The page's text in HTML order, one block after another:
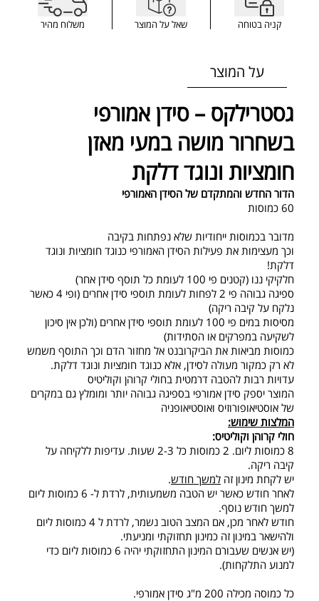
קניה בטוחה שאל על המוצר משלוח מהיר
על המוצר
גסטרילקס – סידן אמורפי
בשחרור מושה במעי מאזן
חומציות ונוגד דלקת
הדור החדש והמתקדם של הסידן האמורפי
60 כמוסות
מדובר בכמוסות ייחודיות שלא נפתחות בקיבה
וכך מעצימות את פעילות הסידן האמורפי כנוגד חומציות ונוגד
דלקת!
חלקיקי ננו (קטנים פי 100 לעומת כל תוסף סידן אחר)
ספיגה גבוהה פי 2 לפחות לעומת תוספי סידן אחרים (ופי 4 כאשר
נלקח על קיבה ריקה)
מסיסות במים פי 100 לעומת תוספי סידן אחרים (ולכן אין סיכון
לשקיעה במפרקים או הסתידות)
כמוסות מביאות את הביקרובנט אל מחזור הדם וכך התוסף משמש
לא רק כמקור מעולה לסידן, אלא כנוגד חומציות ונוגד דלקת.
עדויות רבות להטבה דרמטית בחולי קרוהן וקוליטיס
המוצר יספק סידן אמורפי בספיגה גבוהה יותר ומומלץ גם במקרים
של אוסטיאופורוזיס ואוסטיאופניה
המלצות שימוש:
חולי קרוהן וקוליטיס:
8 כמוסות ליום. 2 כמוסות כל 2-3 שעות. עדיפות ללקיחה על
קיבה ריקה.
יש לקחת מינון זה למשך חודש.
לאחר חודש כאשר יש הטבה משמעותית, לרדת ל- 6 כמוסות ליום
למשך חודש נוסף.
חודש לאחר מכן, אם המצב הטוב נשמר, לרדת ל 4 כמוסות ליום
ולהישאר במינון זה כמינון תחזוקתי ומניעתי.
(יש אנשים שעבורם המינון התחזוקתי יהיה 6 כמוסות ליום כדי
למנוע התלקחות).
כל כמוסה מכילה 200 מ"ג סידן אמורפי.